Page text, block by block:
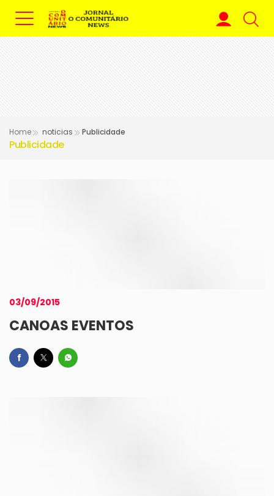
Home noticias Publicidade
Publicidade
03/09/2015
CANOAS EVENTOS